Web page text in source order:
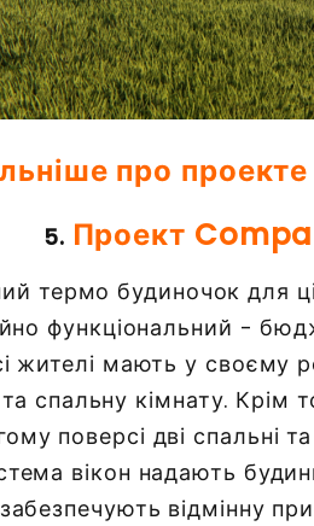
про
5. Проект
термо будиночок для
функціональний -
жителі мають у своєму
спальну кімнату. Крім
поверсі дві спальні
вікон надають
забезпечують відмінну